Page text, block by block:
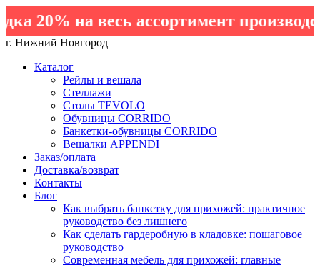
20% на весь ассортимент
г. Нижний Новгород
Каталог
Рейлы и вешала
Стеллажи
Столы TEVOLO
Обувницы CORRIDO
Банкетки-обувницы CORRIDO
Вешалки APPENDI
Заказ/оплата
Доставка/возврат
Контакты
Блог
Как выбрать банкетку для прихожей: практичное
руководство без лишнего
Как сделать гардеробную в кладовке: пошаговое
руководство
Современная мебель для прихожей: главные